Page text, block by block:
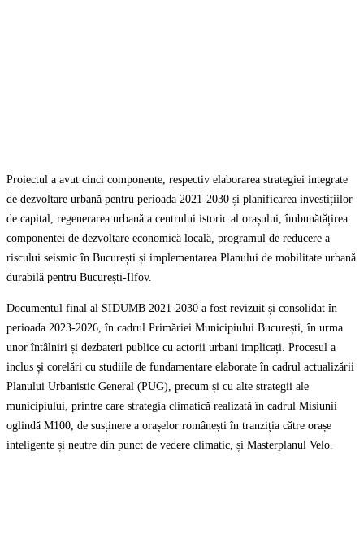
Proiectul a avut cinci componente, respectiv elaborarea strategiei integrate
de dezvoltare urbană pentru perioada 2021-2030 și planificarea investițiilor
de capital, regenerarea urbană a centrului istoric al orașului, îmbunătățirea
componentei de dezvoltare economică locală, programul de reducere a
riscului seismic în București și implementarea Planului de mobilitate urbană
durabilă pentru București-Ilfov.
Documentul final al SIDUMB 2021-2030 a fost revizuit și consolidat în
perioada 2023-2026, în cadrul Primăriei Municipiului București, în urma
unor întâlniri și dezbateri publice cu actorii urbani implicați. Procesul a
inclus și corelări cu studiile de fundamentare elaborate în cadrul actualizării
Planului Urbanistic General (PUG), precum și cu alte strategii ale
municipiului, printre care strategia climatică realizată în cadrul Misiunii
oglindă M100, de susținere a orașelor românești în tranziția către orașe
inteligente și neutre din punct de vedere climatic, și Masterplanul Velo.